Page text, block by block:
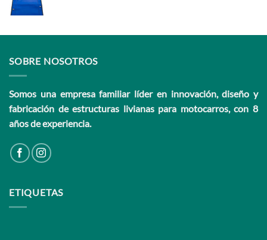
SOBRE NOSOTROS
Somos una empresa familiar líder en innovación, diseño y
fabricación de estructuras livianas para motocarros, con 8
años de experiencia.
ETIQUETAS